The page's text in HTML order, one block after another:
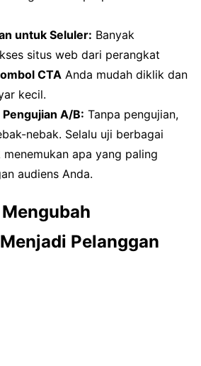
untuk Seluler: Banyak
situs web dari perangkat
CTA Anda mudah diklik dan
kecil.
A/B: Tanpa pengujian,
nebak. Selalu uji berbagai
apa yang paling
audiens Anda.
Pelanggan